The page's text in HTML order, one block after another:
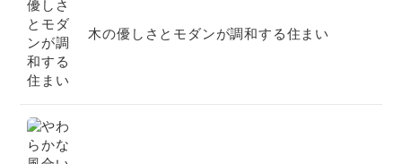
木の優しさとモダンが調和する住まい